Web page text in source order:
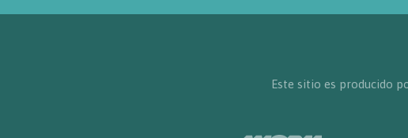
Este sitio es producido